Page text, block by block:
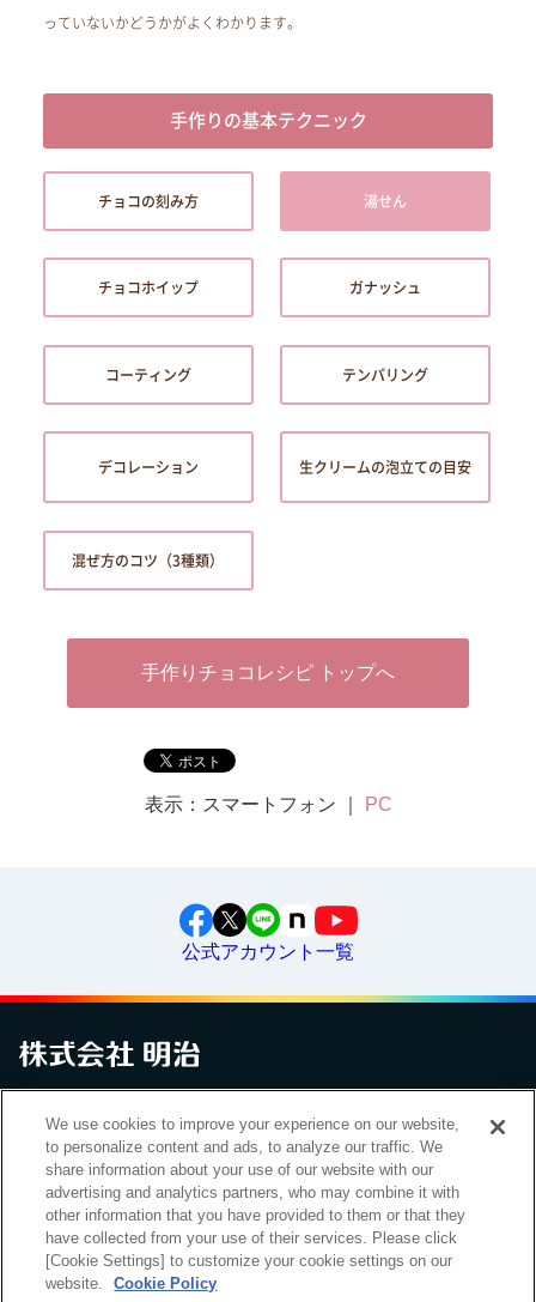
っていないかどうかがよくわかります。
手作りの基本テクニック
チョコの刻み方 湯せん
チョコホイップ ガナッシュ
コーティング テンパリング
デコレーション 生クリームの泡立ての目安
混ぜ方のコツ（3種類）
手作りチョコレシピ トップへ
表示：スマートフォン ｜ PC
公式アカウント一覧
お問い合わせ サイトマップ 個人情報保護について
電子公告
アクセシビリティへの対応方針ご利用規約明治グループのDX
Cookie Settings
明治ホールディングス株式会社 （ EN ｜簡体 ）
Meiji Seika ファルマ株式会社
We use cookies to improve your experience on our website,
to personalize content and ads, to analyze our traffic. We
share information about your use of our website with our
advertising and analytics partners, who may combine it with
other information that you have provided to them or that they
have collected from your use of their services. Please click
[Cookie Settings] to customize your cookie settings on our
website.
Cookie Policy